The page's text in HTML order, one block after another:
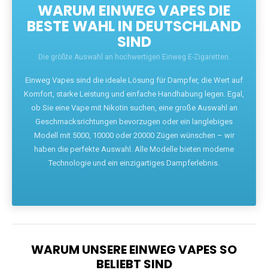
WARUM EINWEG VAPES DIE
BESTE WAHL IN DEUTSCHLAND
SIND
Die größte Auswahl an hochwertigen Einweg E-Zigaretten.
Einweg Vapes sind die ideale Lösung für Dampfer, die Wert auf
Komfort, starke Leistung und einfache Handhabung legen. Egal,
ob Sie eine Vape mit Nikotin suchen, eine große Auswahl an
Geschmacksrichtungen bevorzugen oder ein langlebiges
Modell mit 5000, 10000 oder 20000 Zügen wünschen – wir
haben die perfekte Auswahl. Alle Modelle bieten moderne
Technologie und ein einzigartiges Dampferlebnis.
WARUM UNSERE EINWEG VAPES SO
BELIEBT SIND